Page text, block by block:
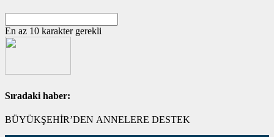
En az 10 karakter gerekli
Sıradaki haber:
BÜYÜKŞEHİR’DEN ANNELERE DESTEK